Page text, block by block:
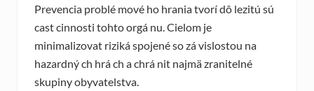
Prevencia problé mové ho hrania tvorí dô lezitú sú
cast cinnosti tohto orgá nu. Cielom je
minimalizovat riziká spojené so zá vislostou na
hazardný ch hrá ch a chrá nit najmä zranitelné
skupiny obyvatelstva.